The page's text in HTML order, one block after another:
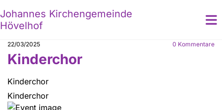
Johannes Kirchengemeinde
Hövelhof
22/03/2025 0 Kommentare
Kinderchor
Kinderchor
Kinderchor